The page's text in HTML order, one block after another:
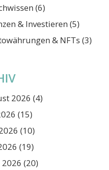
(6)
& Investieren (5)
& NFTs (3)
2026 (4)
(15)
(10)
(19)
(20)